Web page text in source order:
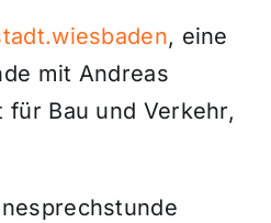
, eine
mit Andreas
für Bau und Verkehr,